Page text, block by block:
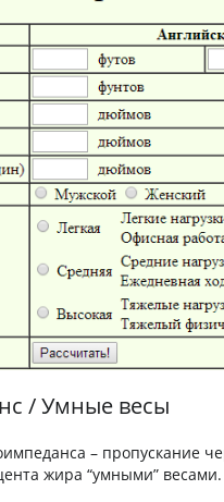
/ Умные весы
– пропускание
жира “умными” весами.